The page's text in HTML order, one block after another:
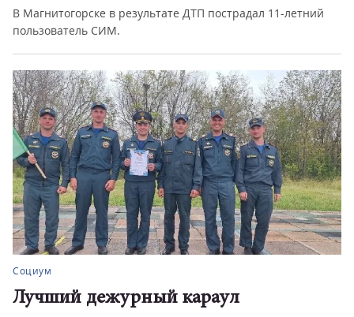
В Магнитогорске в результате ДТП пострадал 11-летний
пользователь СИМ.
Социум
Лучший дежурный караул